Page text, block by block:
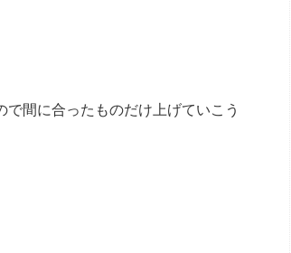
間に合ったものだけ上げていこう